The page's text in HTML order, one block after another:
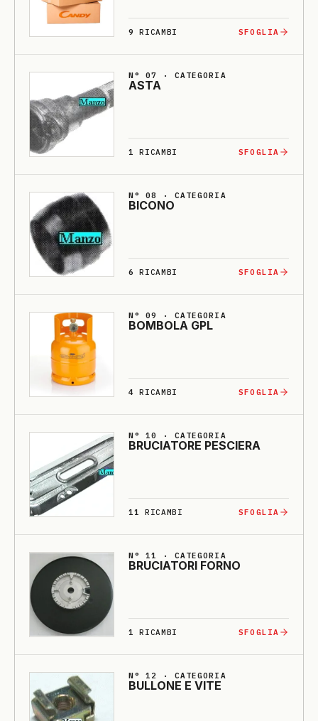
9 RICAMBI SFOGLIA
N° 07 · CATEGORIA
ASTA
1 RICAMBI SFOGLIA
N° 08 · CATEGORIA
BI­CO­NO
6 RICAMBI SFOGLIA
N° 09 · CATEGORIA
BOMBO­LA GPL
4 RICAMBI SFOGLIA
N° 10 · CATEGORIA
BRU­CIA­TO­RE PESCIE­RA
11 RICAMBI SFOGLIA
N° 11 · CATEGORIA
BRU­CIA­TO­RI FORNO
1 RICAMBI SFOGLIA
N° 12 · CATEGORIA
BULLO­NE E VI­TE